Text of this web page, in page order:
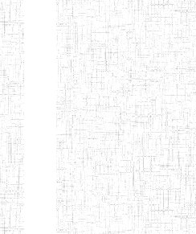
VIVA
EDUCATION
ENIEG PRIVEE
MERE
THERESA
ENIEG COSBIE
ENIEG STAR